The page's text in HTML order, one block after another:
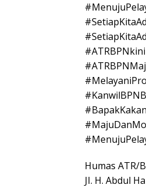
Humas ATR/
JI. H. Abdul